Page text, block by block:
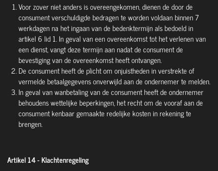
Voor zover niet anders is overeengekomen, dienen de door de
consument verschuldigde bedragen te worden voldaan binnen 7
werkdagen na het ingaan van de bedenktermijn als bedoeld in
artikel 6 lid 1. In geval van een overeenkomst tot het verlenen van
een dienst, vangt deze termijn aan nadat de consument de
bevestiging van de overeenkomst heeft ontvangen.
De consument heeft de plicht om onjuistheden in verstrekte of
vermelde betaalgegevens onverwijld aan de ondernemer te melden.
In geval van wanbetaling van de consument heeft de ondernemer
behoudens wettelijke beperkingen, het recht om de vooraf aan de
consument kenbaar gemaakte redelijke kosten in rekening te
brengen.
Artikel 14 - Klachtenregeling